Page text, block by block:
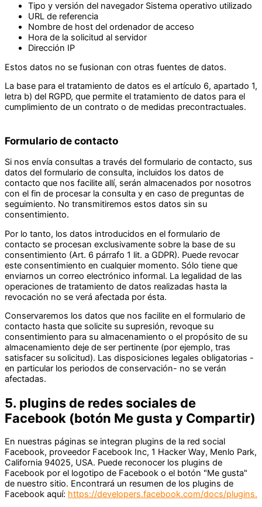
Tipo y versión del navegador Sistema operativo utilizado
URL de referencia
Nombre de host del ordenador de acceso
Hora de la solicitud al servidor
Dirección IP
Estos datos no se fusionan con otras fuentes de datos.
La base para el tratamiento de datos es el artículo 6, apartado 1,
letra b) del RGPD, que permite el tratamiento de datos para el
cumplimiento de un contrato o de medidas precontractuales.
Formulario de contacto
Si nos envía consultas a través del formulario de contacto, sus
datos del formulario de consulta, incluidos los datos de
contacto que nos facilite allí, serán almacenados por nosotros
con el fin de procesar la consulta y en caso de preguntas de
seguimiento. No transmitiremos estos datos sin su
consentimiento.
Por lo tanto, los datos introducidos en el formulario de
contacto se procesan exclusivamente sobre la base de su
consentimiento (Art. 6 párrafo 1 lit. a GDPR). Puede revocar
este consentimiento en cualquier momento. Sólo tiene que
enviarnos un correo electrónico informal. La legalidad de las
operaciones de tratamiento de datos realizadas hasta la
revocación no se verá afectada por ésta.
Conservaremos los datos que nos facilite en el formulario de
contacto hasta que solicite su supresión, revoque su
consentimiento para su almacenamiento o el propósito de su
almacenamiento deje de ser pertinente (por ejemplo, tras
satisfacer su solicitud). Las disposiciones legales obligatorias -
en particular los periodos de conservación- no se verán
afectadas.
5. plugins de redes sociales de
Facebook (botón Me gusta y Compartir)
En nuestras páginas se integran plugins de la red social
Facebook, proveedor Facebook Inc, 1 Hacker Way, Menlo Park,
California 94025, USA. Puede reconocer los plugins de
Facebook por el logotipo de Facebook o el botón "Me gusta"
de nuestro sitio. Encontrará un resumen de los plugins de
Facebook aquí: https://developers.facebook.com/docs/plugins.